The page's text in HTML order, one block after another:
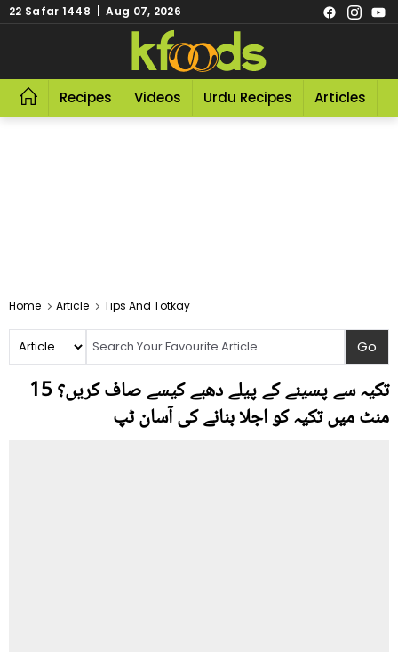
22 Safar 1448 | Aug 07, 2026
Recipes Videos Urdu Recipes Articles
Home Article Tips And Totkay
تکیہ سے پسینے کے پیلے دھبے کیسے صاف کریں؟ 15
منٹ میں تکیہ کو اجلا بنانے کی آسان ٹپ